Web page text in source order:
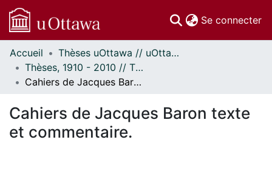
Se connecter
Communautés
et collections
Parcourir
À propos
Accueil
Thèses uOttawa // uOttawa Theses
Thèses, 1910 - 2010 // Theses, 1910 - 2010
Cahiers de Jacques Baron texte et commentaire.
Cahiers de Jacques Baron texte
et commentaire.